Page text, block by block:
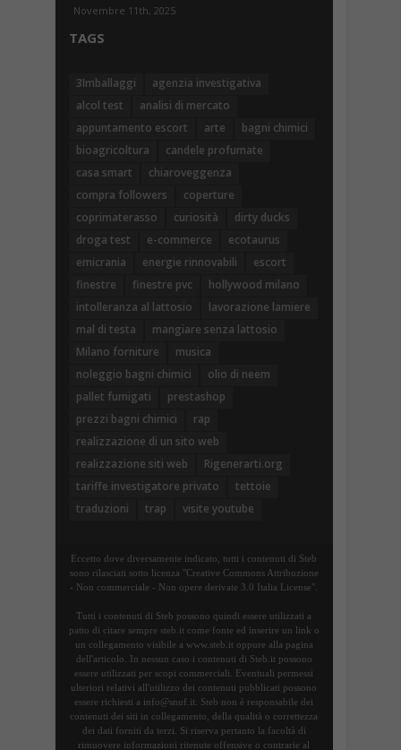
Novembre 11th, 2025
TAGS
3Imballaggi
agenzia investigativa
alcol test
analisi di mercato
appuntamento escort
arte
bagni chimici
bioagricoltura
candele profumate
casa smart
chiaroveggenza
compra followers
coperture
coprimaterasso
curiosità
dirty ducks
droga test
e-commerce
ecotaurus
emicrania
energie rinnovabili
escort
finestre
finestre pvc
hollywood milano
intolleranza al lattosio
lavorazione lamiere
mal di testa
mangiare senza lattosio
Milano forniture
musica
noleggio bagni chimici
olio di neem
pallet fumigati
prestashop
prezzi bagni chimici
rap
realizzazione di un sito web
realizzazione siti web
Rigenerarti.org
tariffe investigatore privato
tettoie
traduzioni
trap visite youtube
Eccetto dove diversamente indicato, tutti i contenuti di Steb
sono rilasciati sotto licenza "Creative Commons Attribuzione
- Non commerciale - Non opere derivate 3.0 Italia License".
Tutti i contenuti di Steb possono quindi essere utilizzati a
patto di citare sempre steb.it come fonte ed inserire un link o
un collegamento visibile a www.steb.it oppure alla pagina
dell'articolo. In nessun caso i contenuti di Steb.it possono
essere utilizzati per scopi commerciali. Eventuali permessi
ulteriori relativi all'utilizzo dei contenuti pubblicati possono
essere richiesti a info@snuf.it. Steb non è responsabile dei
contenuti dei siti in collegamento, della qualità o correttezza
dei dati forniti da terzi. Si riserva pertanto la facoltà di
rimuovere informazioni ritenute offensive o contrarie al